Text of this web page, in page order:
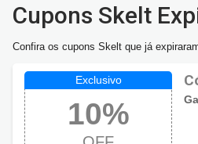
Cupons Skelt
Confira os cupons Skelt que já
10%